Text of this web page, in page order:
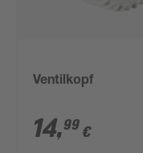
Ventilkopf
14,99 €